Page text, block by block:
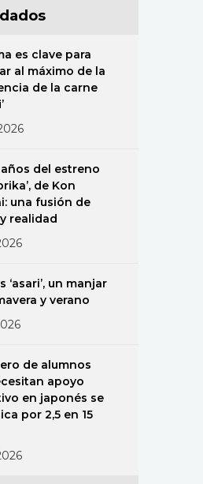
Blog
Tokio
Avisos
es clave para
al máximo de la
de la carne
del estreno
de Kon
una fusión de
realidad
‘asari’, un manjar
y verano
de alumnos
apoyo
en japonés se
por 2,5 en 15